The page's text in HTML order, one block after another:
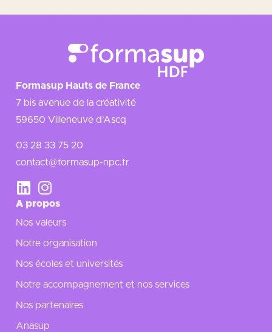
Formasup Hauts de France
7 bis avenue de la créativité
59650 Villeneuve d’Ascq
03 28 33 75 20
contact@formasup-npc.fr
A propos
Nos valeurs
Notre organisation
Nos écoles et universités
Notre accompagnement et nos services
Nos partenaires
Anasup